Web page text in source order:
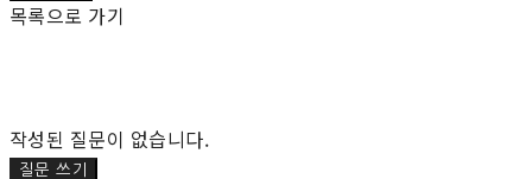
목록으로 가기
작성된 질문이 없습니다.
질문 쓰기